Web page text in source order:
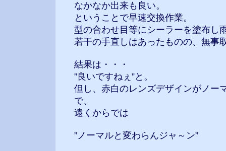
なかなか出来も良い。
ということで早速交換作業。
型の合わせ目等にシーラーを塗布し
若干の手直しはあったものの、無事
結果は・・・
”良いですねぇ”と。
但し、赤白のレンズデザインがノー
で、
遠くからでは
”ノーマルと変わらんジャ～ン”